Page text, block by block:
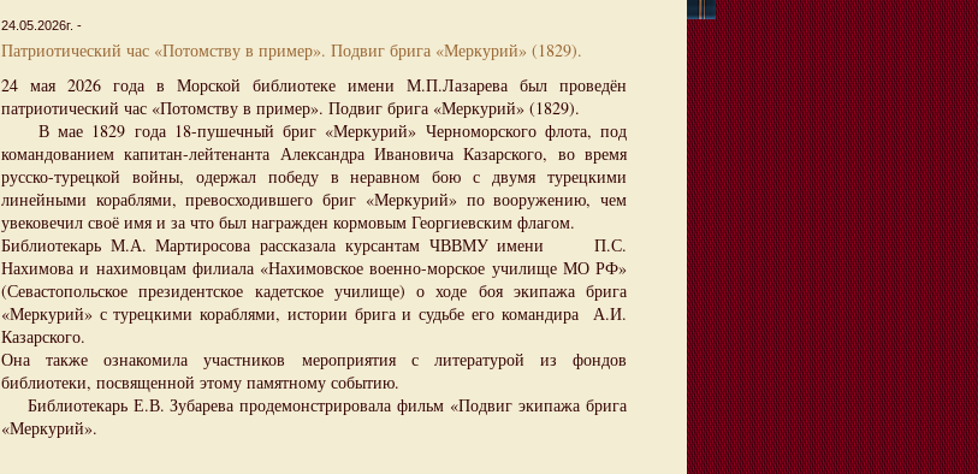
24.05.2026г. -
Патриотический час «Потомству в пример». Подвиг брига «Меркурий» (1829).
24 мая 2026 года в Морской библиотеке имени М.П.Лазарева был проведён
патриотический час «Потомству в пример». Подвиг брига «Меркурий» (1829).
В мае 1829 года 18-пушечный бриг «Меркурий» Черноморского флота, под
командованием капитан-лейтенанта Александра Ивановича Казарского, во время
русско-турецкой войны, одержал победу в неравном бою с двумя турецкими
линейными кораблями, превосходившего бриг «Меркурий» по вооружению, чем
увековечил своё имя и за что был награжден кормовым Георгиевским флагом.
Библиотекарь М.А. Мартиросова рассказала курсантам ЧВВМУ имени П.С.
Нахимова и нахимовцам филиала «Нахимовское военно-морское училище МО РФ»
(Севастопольское президентское кадетское училище) о ходе боя экипажа брига
«Меркурий» с турецкими кораблями, истории брига и судьбе его командира А.И.
Казарского.
Она также ознакомила участников мероприятия с литературой из фондов
библиотеки, посвященной этому памятному событию.
Библиотекарь Е.В. Зубарева продемонстрировала фильм «Подвиг экипажа брига
«Меркурий».